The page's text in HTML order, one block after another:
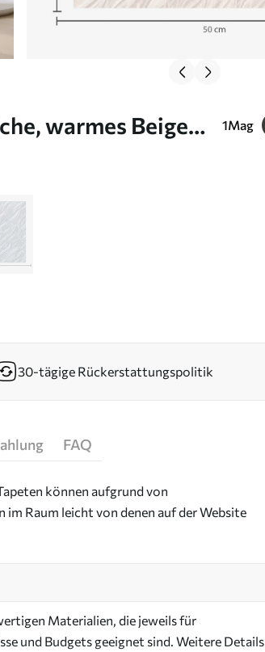
warmes Beige
1Mag
30-tägige Rückerstattungspolitik
FAQ
können aufgrund von
Raum leicht von denen auf der Website
Materialien, die jeweils für
und Budgets geeignet sind. Weitere Details